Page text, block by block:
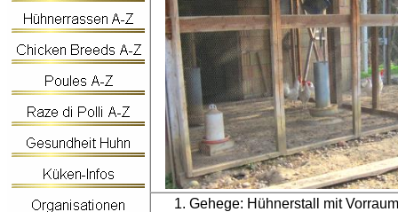
1. Gehege: Hühnerstall mit